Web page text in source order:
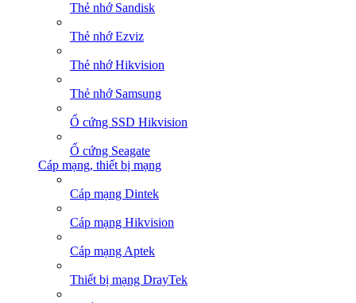
Thẻ nhớ Sandisk
Thẻ nhớ Ezviz
Thẻ nhớ Hikvision
Thẻ nhớ Samsung
Ổ cứng SSD Hikvision
Ổ cứng Seagate
Cáp mạng, thiết bị mạng
Cáp mạng Dintek
Cáp mạng Hikvision
Cáp mạng Aptek
Thiết bị mạng DrayTek